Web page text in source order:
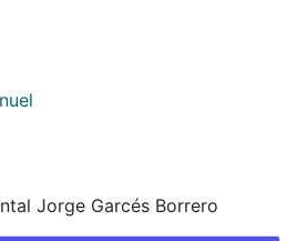
Jorge Garcés Borrero